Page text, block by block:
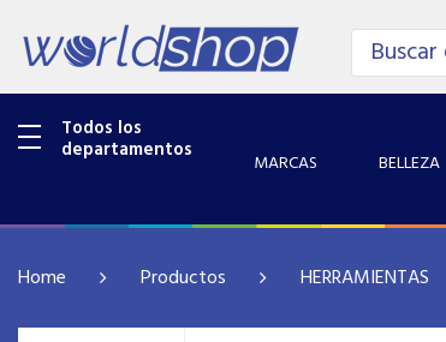
Todos los
departamentos MARCAS BELLEZA
Home Productos HERRAMIENTAS